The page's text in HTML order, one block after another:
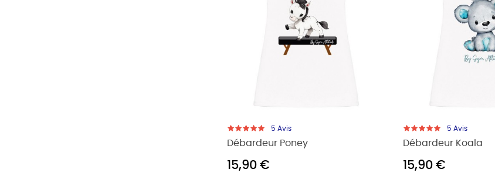
5 Avis
Débardeur Poney
15,90 €
5 Avis
Débardeur Koala
15,90 €